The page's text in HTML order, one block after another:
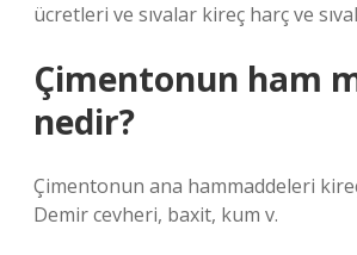
ücretleri ve sıvalar kireç harç ve
Çimentonun ham
nedir?
Çimentonun ana hammaddeleri
Demir cevheri, baxit, kum v.